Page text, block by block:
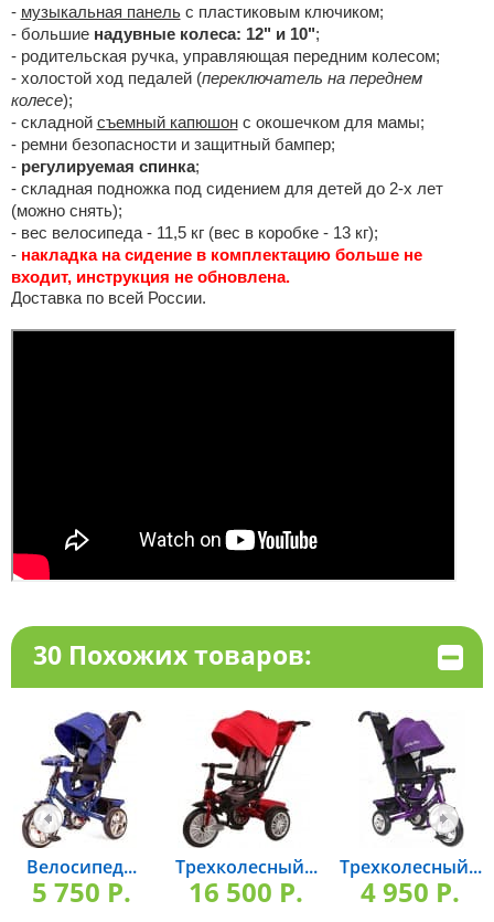
- музыкальная панельс пластиковым ключиком;
- большие надувные колеса: 12" и 10";
- родительская ручка, управляющая передним колесом;
- холостой ход педалей (переключатель на переднем
колесе);
- складной съемный капюшонс окошечком для мамы;
- ремни безопасности и защитный бампер;
- регулируемая спинка;
- складная подножка под сидением для детей до 2-х лет
(можно снять);
- вес велосипеда - 11,5 кг (вес в коробке - 13 кг);
- накладка на сидение в комплектацию больше не
входит, инструкция не обновлена.
Доставка по всей России.
30 Похожих товаров:
Велосипед...
5 750 P.
Трехколесный...
16 500 P.
Трехколесный...
4 950 P.